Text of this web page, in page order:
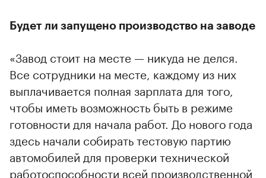
Будет ли запущено производство на заводе
«Завод стоит на месте — никуда не делся.
Все сотрудники на месте, каждому из них
выплачивается полная зарплата для того,
чтобы иметь возможность быть в режиме
готовности для начала работ. До нового года
здесь начали собирать тестовую партию
автомобилей для проверки технической
работоспособности всей производственной